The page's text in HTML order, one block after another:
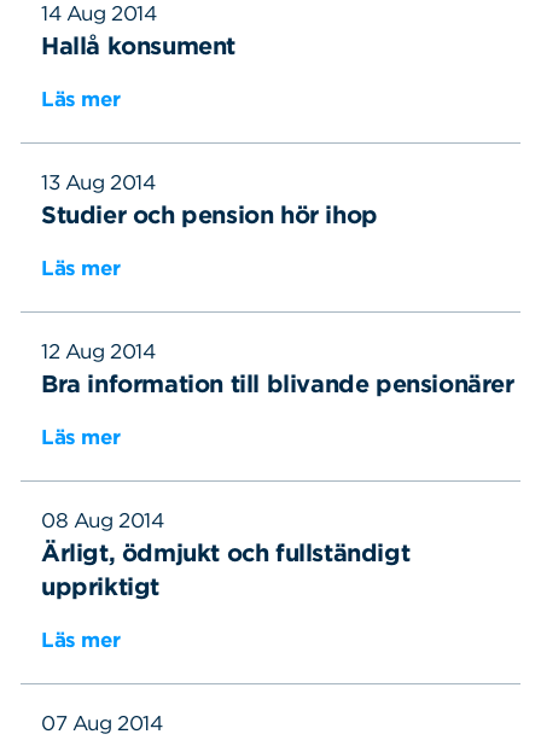
14 Aug 2014
Hallå konsument
Läs mer
13 Aug 2014
Studier och pension hör ihop
Läs mer
12 Aug 2014
Bra information till blivande pensionärer
Läs mer
08 Aug 2014
Ärligt, ödmjukt och fullständigt
uppriktigt
Läs mer
07 Aug 2014
Sök på sidan: